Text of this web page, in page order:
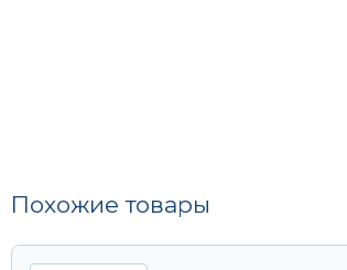
Похожие товары